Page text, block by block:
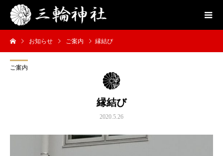
お知らせ ご案内 縁結び
ご案内
縁結び
2020.5.26